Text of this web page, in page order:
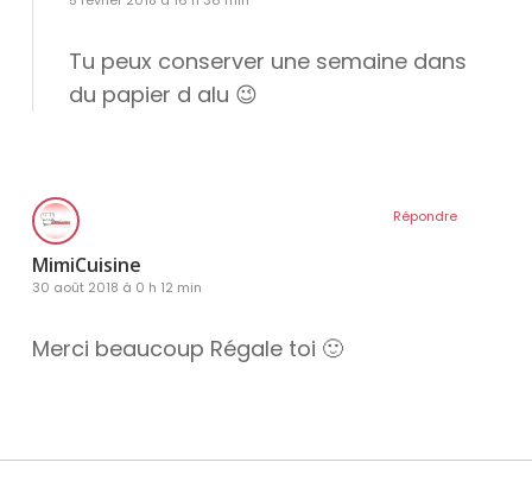
Tu peux conserver une semaine dans
du papier d alu 😉
MimiCuisine
30 août 2018 à 0 h 12 min
Merci beaucoup Régale toi 🙂
Répondre